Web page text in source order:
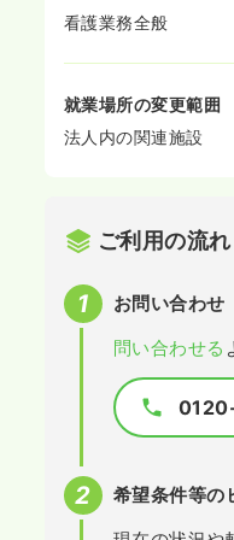
看護業務全般
就業場所の変更範囲
法人内の関連施設
ご利用の流れ
お問い合わせ
問い合わせる
希望条件等の